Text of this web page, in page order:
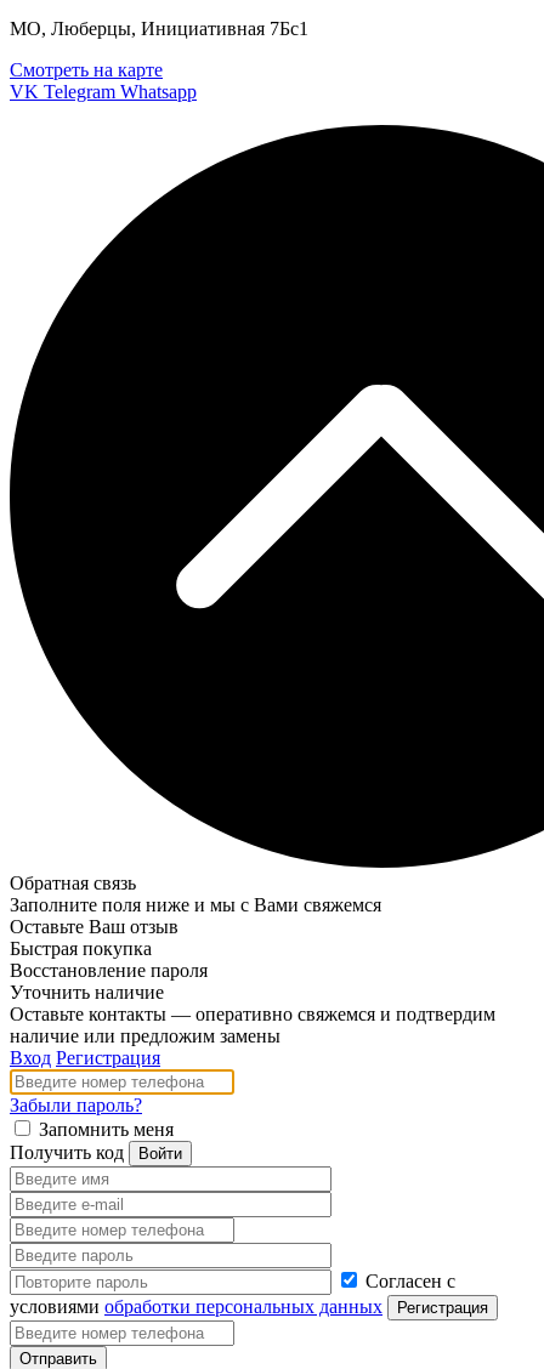
МО, Люберцы, Инициативная 7Бс1
Смотреть на карте
VK Telegram Whatsapp
Обратная связь
Заполните поля ниже и мы с Вами свяжемся
Оставьте Ваш отзыв
Быстрая покупка
Восстановление пароля
Уточнить наличие
Оставьте контакты — оперативно свяжемся и подтвердим
наличие или предложим замены
Вход Регистрация
Забыли пароль?
Запомнить меня
Получить код
Согласен с
условиями обработки персональных данных